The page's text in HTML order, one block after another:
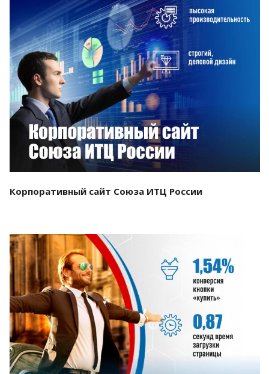
Смотреть проект
Корпоративный сайт Союза ИТЦ России
Смотреть проект